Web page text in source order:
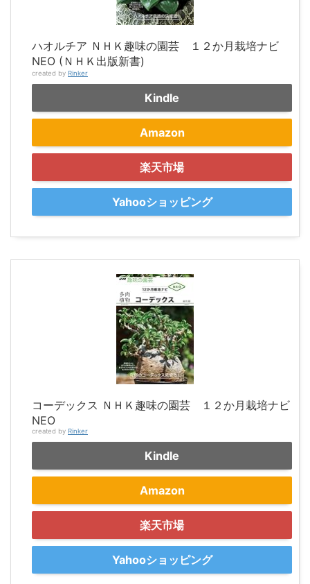
ハオルチア ＮＨＫ趣味の園芸 １２か月栽培ナビ
NEO (ＮＨＫ出版新書)
created by Rinker
Kindle
Amazon
楽天市場
Yahooショッピング
コーデックス ＮＨＫ趣味の園芸 １２か月栽培ナビ
NEO
created by Rinker
Kindle
Amazon
楽天市場
Yahooショッピング